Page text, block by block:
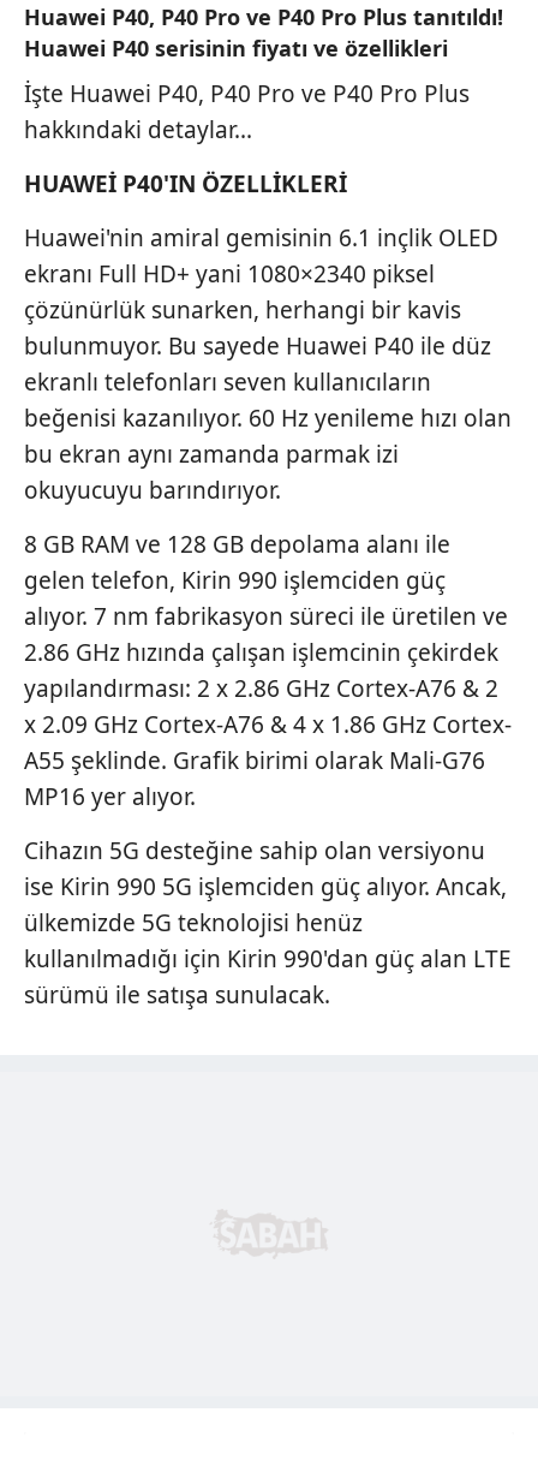
Huawei P40, P40 Pro ve P40 Pro Plus tanıtıldı!
Huawei P40 serisinin fiyatı ve özellikleri
İşte Huawei P40, P40 Pro ve P40 Pro Plus
hakkındaki detaylar...
HUAWEİ P40'IN ÖZELLİKLERİ
Huawei'nin amiral gemisinin 6.1 inçlik OLED
ekranı Full HD+ yani 1080×2340 piksel
çözünürlük sunarken, herhangi bir kavis
bulunmuyor. Bu sayede Huawei P40 ile düz
ekranlı telefonları seven kullanıcıların
beğenisi kazanılıyor. 60 Hz yenileme hızı olan
bu ekran aynı zamanda parmak izi
okuyucuyu barındırıyor.
8 GB RAM ve 128 GB depolama alanı ile
gelen telefon, Kirin 990 işlemciden güç
alıyor. 7 nm fabrikasyon süreci ile üretilen ve
2.86 GHz hızında çalışan işlemcinin çekirdek
yapılandırması: 2 x 2.86 GHz Cortex-A76 & 2
x 2.09 GHz Cortex-A76 & 4 x 1.86 GHz Cortex-
A55 şeklinde. Grafik birimi olarak Mali-G76
MP16 yer alıyor.
Cihazın 5G desteğine sahip olan versiyonu
ise Kirin 990 5G işlemciden güç alıyor. Ancak,
ülkemizde 5G teknolojisi henüz
kullanılmadığı için Kirin 990'dan güç alan LTE
sürümü ile satışa sunulacak.